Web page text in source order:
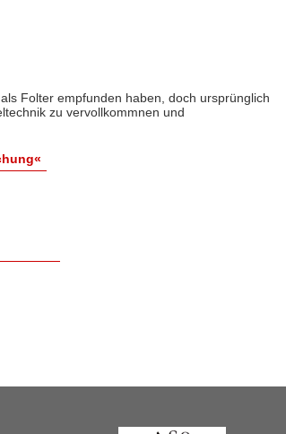
Folter empfunden haben, doch ursprünglich
zu vervollkommnen und